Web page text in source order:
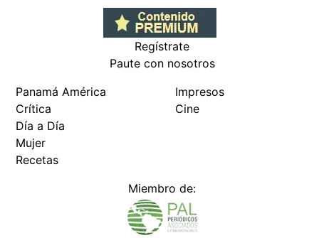
Regístrate
Paute con nosotros
Panamá América
Crítica
Día a Día
Mujer
Recetas
Impresos
Cine
Miembro de: